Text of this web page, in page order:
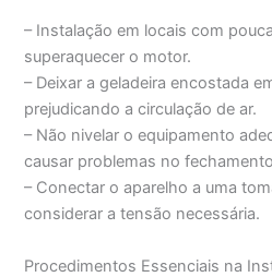
– Instalação em locais com
superaquecer o motor.
– Deixar a geladeira encostada
prejudicando a circulação de ar.
– Não nivelar o equipamento
causar problemas no
– Conectar o aparelho a uma
considerar a tensão necessária.
Procedimentos Essenciais na